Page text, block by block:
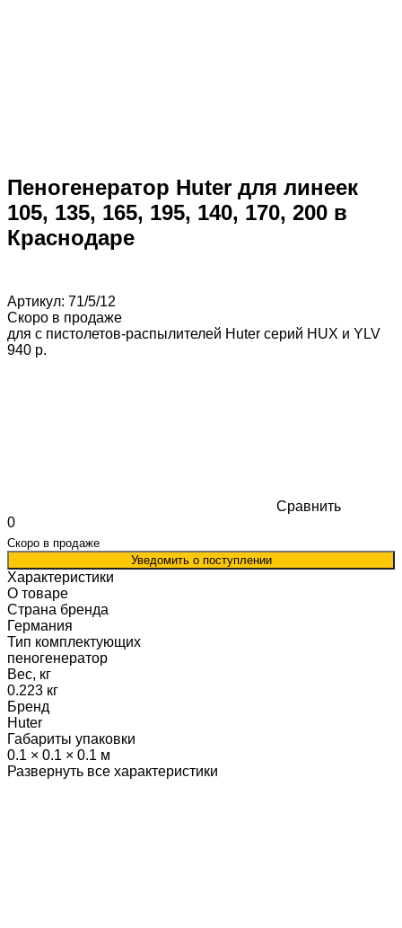
Пеногенератор Huter для линеек
105, 135, 165, 195, 140, 170, 200 в
Краснодаре
Артикул: 71/5/12
Скоро в продаже
для с пистолетов-распылителей Huter серий HUX и YLV
940 p.
Сравнить
0
Скоро в продаже
Уведомить о поступлении
Характеристики
О товаре
Страна бренда
Германия
Тип комплектующих
пеногенератор
Вес, кг
0.223 кг
Бренд
Huter
Габариты упаковки
0.1 × 0.1 × 0.1 м
Развернуть все характеристики